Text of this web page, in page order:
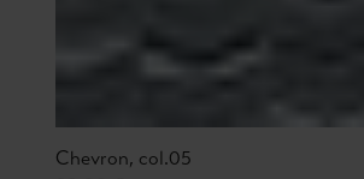
Chevron, col.05